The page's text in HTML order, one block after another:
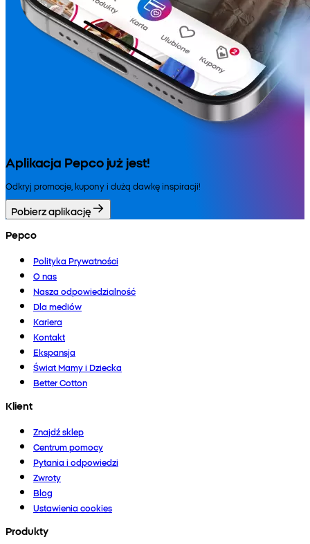
Aplikacja Pepco już jest!
Odkryj promocje, kupony i dużą dawkę inspiracji!
Pobierz aplikację
Pepco
Polityka Prywatności
O nas
Nasza odpowiedzialność
Dla mediów
Kariera
Kontakt
Ekspansja
Świat Mamy i Dziecka
Better Cotton
Klient
Znajdź sklep
Centrum pomocy
Pytania i odpowiedzi
Zwroty
Blog
Ustawienia cookies
Produkty